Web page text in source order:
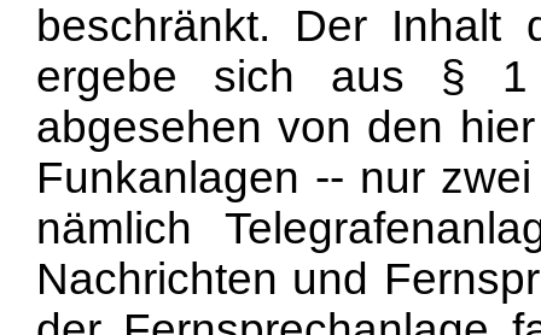
beschränkt. Der Inhalt
ergebe sich aus §
abgesehen von den
Funkanlagen -- nur
nämlich
Nachrichten und